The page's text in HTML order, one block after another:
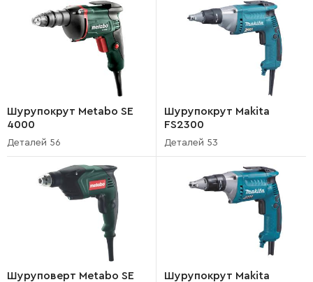
Шурупокрут Metabo SE
4000
Деталей 56
Шурупокрут Makita
FS2300
Деталей 53
Шуруповерт Metabo SE
Шурупокрут Makita